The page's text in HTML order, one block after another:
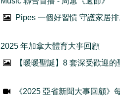
Pipes 一個好習慣 守護家居
2025 年加拿大體育大事回顧
【暖暖聖誕】8 套深受歡迎的
《2025 亞省新聞大事回顧》